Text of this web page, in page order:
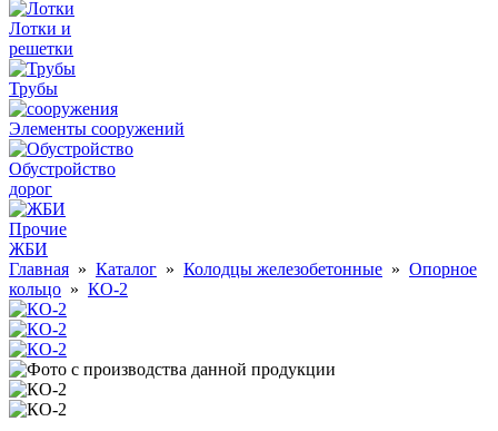
Лотки и
решетки
Трубы
Элементы сооружений
Обустройство
дорог
Прочие
ЖБИ
Главная » Каталог » Колодцы железобетонные » Опорное
кольцо » КО-2